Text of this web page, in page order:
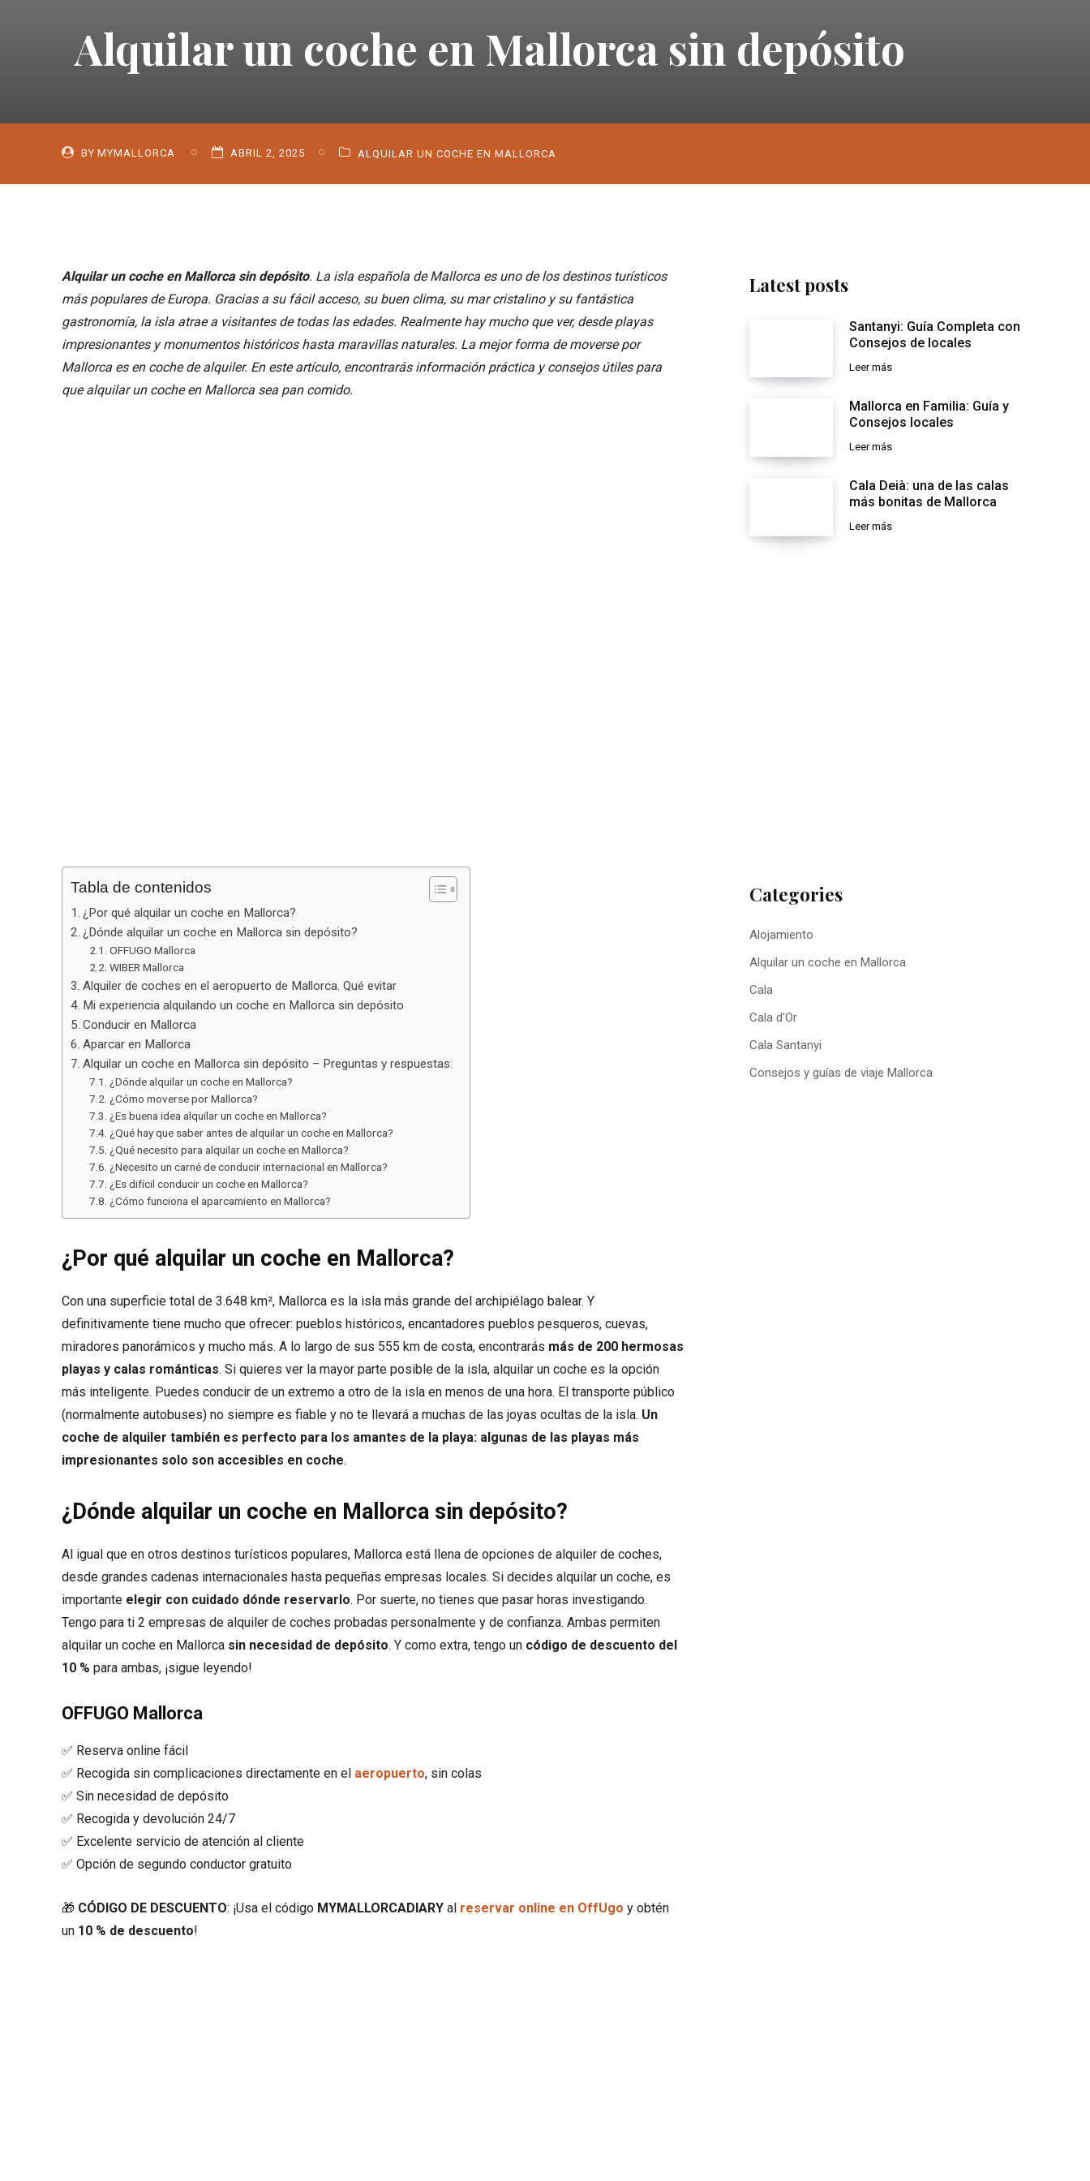
Alquilar un coche en Mallorca sin depósito
BY MYMALLORCA ABRIL 2, 2025 ALQUILAR UN COCHE EN MALLORCA
Alquilar un coche en Mallorca sin depósito. La isla española de Mallorca es uno de los destinos turísticos
más populares de Europa. Gracias a su fácil acceso, su buen clima, su mar cristalino y su fantástica
gastronomía, la isla atrae a visitantes de todas las edades. Realmente hay mucho que ver, desde playas
impresionantes y monumentos históricos hasta maravillas naturales. La mejor forma de moverse por
Mallorca es en coche de alquiler. En este artículo, encontrarás información práctica y consejos útiles para
que alquilar un coche en Mallorca sea pan comido.
Tabla de contenidos
¿Por qué alquilar un coche en Mallorca?
¿Dónde alquilar un coche en Mallorca sin depósito?
OFFUGO Mallorca
WIBER Mallorca
Alquiler de coches en el aeropuerto de Mallorca. Qué evitar
Mi experiencia alquilando un coche en Mallorca sin depósito
Conducir en Mallorca
Aparcar en Mallorca
Alquilar un coche en Mallorca sin depósito – Preguntas y respuestas:
¿Dónde alquilar un coche en Mallorca?
¿Cómo moverse por Mallorca?
¿Es buena idea alquilar un coche en Mallorca?
¿Qué hay que saber antes de alquilar un coche en Mallorca?
¿Qué necesito para alquilar un coche en Mallorca?
¿Necesito un carné de conducir internacional en Mallorca?
¿Es difícil conducir un coche en Mallorca?
¿Cómo funciona el aparcamiento en Mallorca?
¿Por qué alquilar un coche en Mallorca?
Con una superficie total de 3.648 km², Mallorca es la isla más grande del archipiélago balear. Y
definitivamente tiene mucho que ofrecer: pueblos históricos, encantadores pueblos pesqueros, cuevas,
miradores panorámicos y mucho más. A lo largo de sus 555 km de costa, encontrarás más de 200 hermosas
playas y calas románticas. Si quieres ver la mayor parte posible de la isla, alquilar un coche es la opción
más inteligente. Puedes conducir de un extremo a otro de la isla en menos de una hora. El transporte público
(normalmente autobuses) no siempre es fiable y no te llevará a muchas de las joyas ocultas de la isla. Un
coche de alquiler también es perfecto para los amantes de la playa: algunas de las playas más
impresionantes solo son accesibles en coche.
¿Dónde alquilar un coche en Mallorca sin depósito?
Al igual que en otros destinos turísticos populares, Mallorca está llena de opciones de alquiler de coches,
desde grandes cadenas internacionales hasta pequeñas empresas locales. Si decides alquilar un coche, es
importante elegir con cuidado dónde reservarlo. Por suerte, no tienes que pasar horas investigando.
Tengo para ti 2 empresas de alquiler de coches probadas personalmente y de confianza. Ambas permiten
alquilar un coche en Mallorca sin necesidad de depósito. Y como extra, tengo un código de descuento del
10 % para ambas, ¡sigue leyendo!
OFFUGO Mallorca
✅ Reserva online fácil
✅ Recogida sin complicaciones directamente en el aeropuerto, sin colas
✅ Sin necesidad de depósito
✅ Recogida y devolución 24/7
✅ Excelente servicio de atención al cliente
✅ Opción de segundo conductor gratuito
🎁 CÓDIGO DE DESCUENTO: ¡Usa el código MYMALLORCADIARY al reservar online en OffUgo y obtén
un 10 % de descuento!
Latest posts
Santanyi: Guía Completa con
Consejos de locales
Leer más
Mallorca en Familia: Guía y
Consejos locales
Leer más
Cala Deià: una de las calas
más bonitas de Mallorca
Leer más
Categories
Alojamiento
Alquilar un coche en Mallorca
Cala
Cala d'Or
Cala Santanyi
Consejos y guías de viaje Mallorca